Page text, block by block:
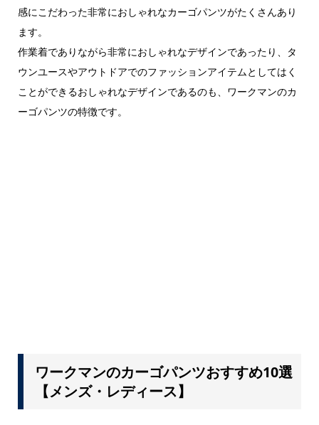
感にこだわった非常におしゃれなカーゴパンツがたくさんあり
ます。
作業着でありながら非常におしゃれなデザインであったり、タ
ウンユースやアウトドアでのファッションアイテムとしてはく
ことができるおしゃれなデザインであるのも、ワークマンのカ
ーゴパンツの特徴です。
ワークマンのカーゴパンツおすすめ10選
【メンズ・レディース】